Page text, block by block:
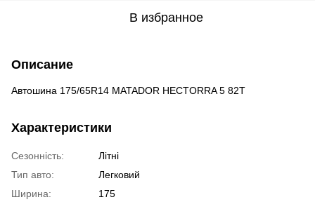
В избранное
Описание
Автошина 175/65R14 MATADOR HECTORRA 5 82T
Характеристики
Сезонність:
Літні
Тип авто:
Легковий
Ширина:
175